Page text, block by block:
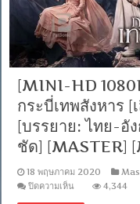
[MINI-HD
กระบี่เทพสังหาร [
[บรรยาย: ไทย-อั
ชัด] [MASTER]
18 พฤษภาคม 2020
ปิดความเห็นบน
4,344